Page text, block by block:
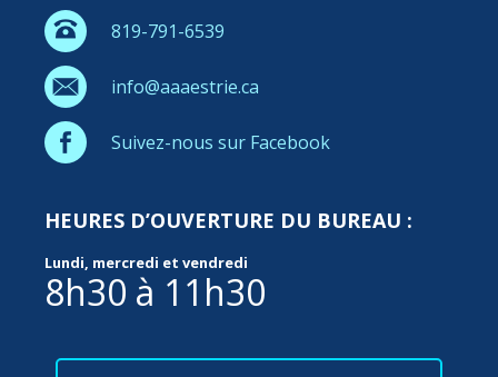
819-791-6539
info@aaaestrie.ca
Suivez-nous sur Facebook
HEURES D’OUVERTURE DU BUREAU :
Lundi, mercredi et vendredi
8h30 à 11h30